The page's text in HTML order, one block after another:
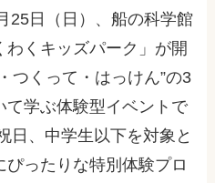
25日（日）、船の科学館
くキッズパーク」が開
つくって・はっけん”の3
て学ぶ体験型イベントで
日、中学生以下を対象と
ぴったりな特別体験プロ